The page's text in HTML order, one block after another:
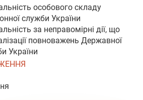
особового складу
служби України
за неправомірні дії, що
повноважень Державної
України